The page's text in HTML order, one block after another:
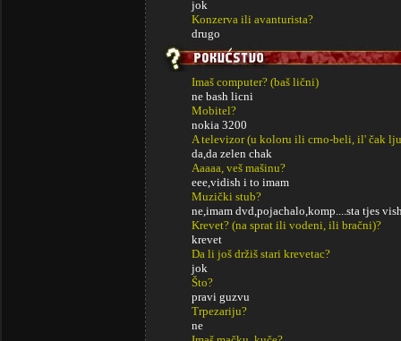
jok
Konzerva ili avanturista?
drugo
Imaš computer? (baš lični)
ne bash licni
Mobitel?
nokia 3200
A televizor (u koloru ili crno-beli, il' čak
da,da zelen chak
Aaaaa, veš mašinu?
eee,vidish i to imam
Muzički stub?
ne,imam dvd,pojachalo,komp....sta tjes
Krevet? (na sprat ili vodeni, ili bračni)?
krevet
Da li još držiš stari krevetac?
jok
Što?
pravi guzvu
Trpezariju?
ne